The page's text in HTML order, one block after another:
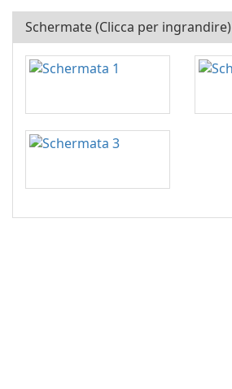
Schermate (Clicca per ingrandire)